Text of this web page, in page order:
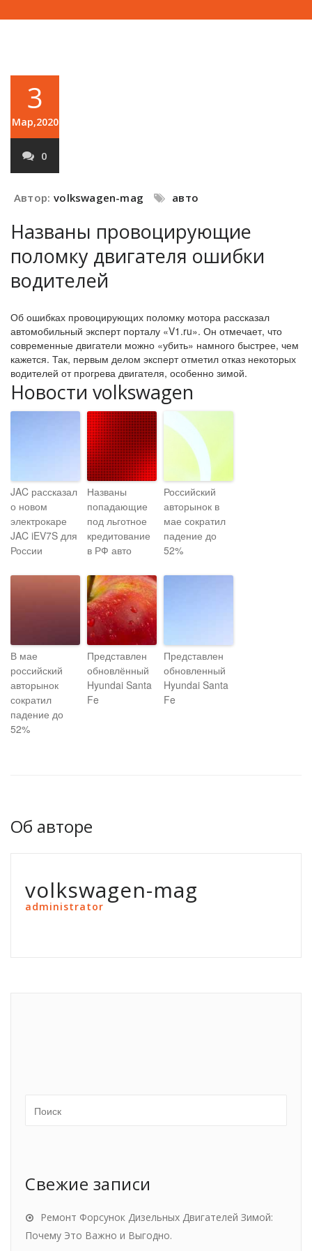
3
Мар,2020
0
Автор: volkswagen-mag авто
Названы провоцирующие
поломку двигателя ошибки
водителей
Об ошибках провоцирующих поломку мотора рассказал
автомобильный эксперт порталу «V1.ru». Он отмечает, что
современные двигатели можно «убить» намного быстрее, чем
кажется. Так, первым делом эксперт отметил отказ некоторых
водителей от прогрева двигателя, особенно зимой.
Новости volkswagen
JAC рассказал
о новом
электрокаре
JAC iEV7S для
России
Названы
попадающие
под льготное
кредитование
в РФ авто
Российский
авторынок в
мае сократил
падение до
52%
В мае
российский
авторынок
сократил
падение до
52%
Представлен
обновлённый
Hyundai Santa
Fe
Представлен
обновленный
Hyundai Santa
Fe
Об авторе
volkswagen-mag
administrator
Свежие записи
Ремонт Форсунок Дизельных Двигателей Зимой:
Почему Это Важно и Выгодно.